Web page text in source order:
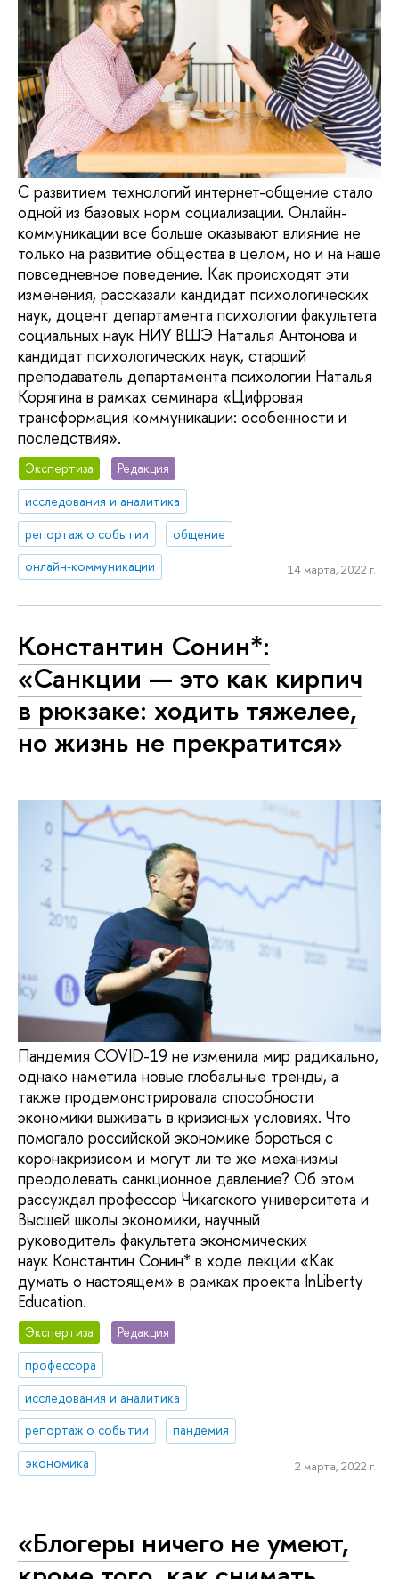
С развитием технологий интернет-общение стало
одной из базовых норм социализации. Онлайн-
коммуникации все больше оказывают влияние не
только на развитие общества в целом, но и на наше
повседневное поведение. Как происходят эти
изменения, рассказали кандидат психологических
наук, доцент департамента психологии факультета
социальных наук НИУ ВШЭ Наталья Антонова и
кандидат психологических наук, старший
преподаватель департамента психологии Наталья
Корягина в рамках семинара «Цифровая
трансформация коммуникации: особенности и
последствия».
Экспертиза
Редакция
исследования и аналитика
репортаж о событии
общение
онлайн-коммуникации
14 марта, 2022 г.
Константин Сонин*:
«Санкции — это как кирпич
в рюкзаке: ходить тяжелее,
но жизнь не прекратится»
Пандемия COVID-19 не изменила мир радикально,
однако наметила новые глобальные тренды, а
также продемонстрировала способности
экономики выживать в кризисных условиях. Что
помогало российской экономике бороться с
коронакризисом и могут ли те же механизмы
преодолевать санкционное давление? Об этом
рассуждал профессор Чикагского университета и
Высшей школы экономики, научный
руководитель факультета экономических
наук Константин Сонин* в ходе лекции «Как
думать о настоящем» в рамках проекта InLiberty
Education.
Экспертиза
Редакция
профессора
исследования и аналитика
репортаж о событии
пандемия
экономика
2 марта, 2022 г.
«Блогеры ничего не умеют,